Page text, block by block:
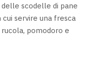
scodelle di pane
servire una fresca
pomodoro e